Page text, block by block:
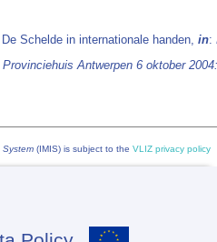
Schelde in internationale handen, in:
Antwerpen 6 oktober 2004:
System (IMIS) is subject to the VLIZ privacy policy